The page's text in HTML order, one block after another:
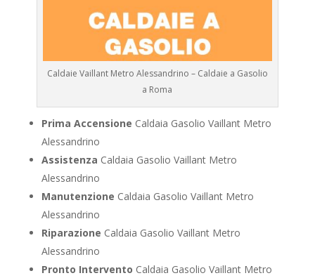
Caldaie Vaillant Metro Alessandrino – Caldaie a Gasolio
a Roma
Prima Accensione Caldaia Gasolio Vaillant Metro
Alessandrino
Assistenza Caldaia Gasolio Vaillant Metro
Alessandrino
Manutenzione Caldaia Gasolio Vaillant Metro
Alessandrino
Riparazione Caldaia Gasolio Vaillant Metro
Alessandrino
Pronto Intervento Caldaia Gasolio Vaillant Metro